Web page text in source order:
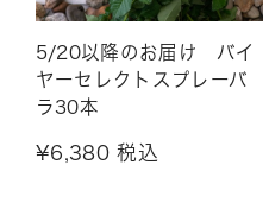
5/20以降のお届け バイ
ヤーセレクトスプレーバ
ラ30本
¥6,380 税込